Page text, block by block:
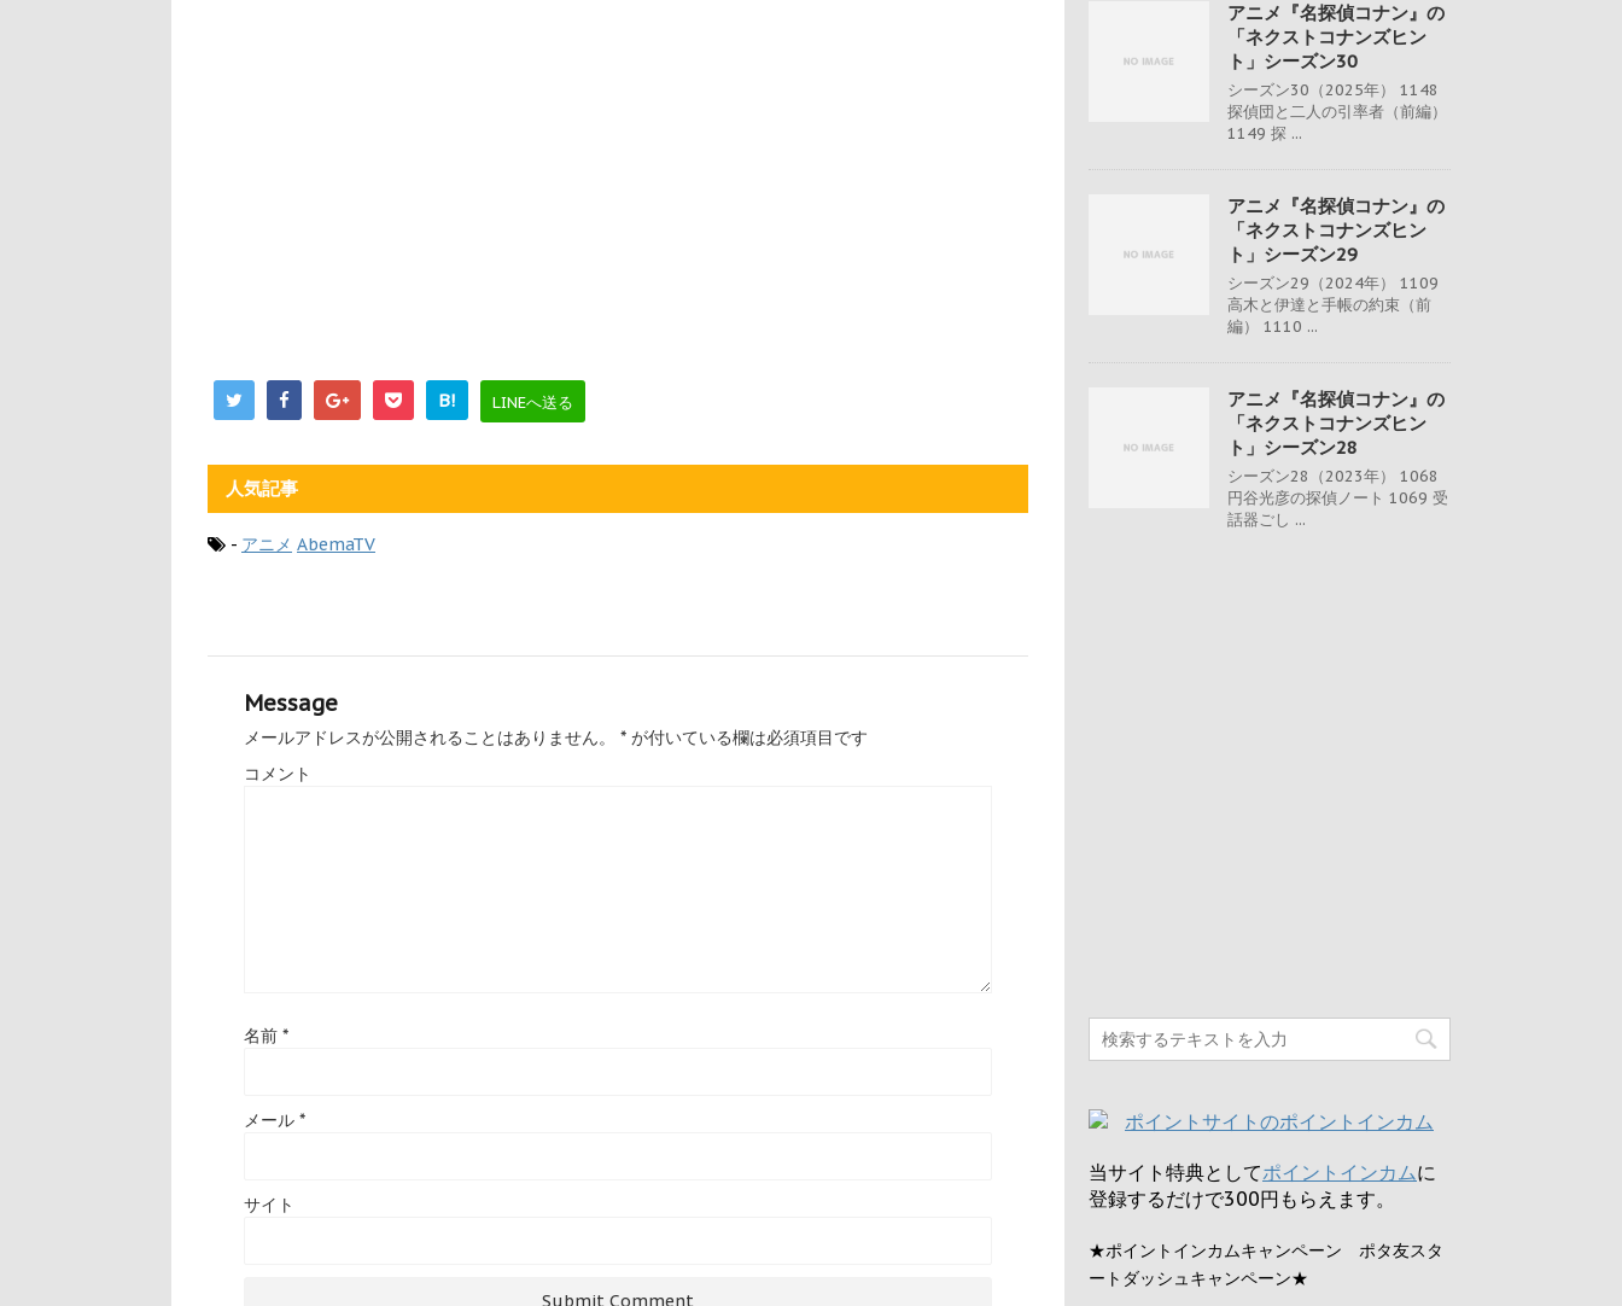
B! LINEへ送る
人気記事
- アニメ AbemaTV
Message
メールアドレスが公開されることはありません。 * が付いている欄は必須項目です
コメント
名前 *
メール *
サイト
アニメ『名探偵コナン』の
「ネクストコナンズヒン
ト」シーズン30
シーズン30（2025年） 1148
探偵団と二人の引率者（前編）
1149 探 ...
アニメ『名探偵コナン』の
「ネクストコナンズヒン
ト」シーズン29
シーズン29（2024年） 1109
高木と伊達と手帳の約束（前
編） 1110 ...
アニメ『名探偵コナン』の
「ネクストコナンズヒン
ト」シーズン28
シーズン28（2023年） 1068
円谷光彦の探偵ノート 1069 受
話器ごし ...
当サイト特典としてポイントインカムに
登録するだけで300円 もらえます。
★ポイントインカムキャンペーン ポタ友スタ
ートダッシュキャンペーン★